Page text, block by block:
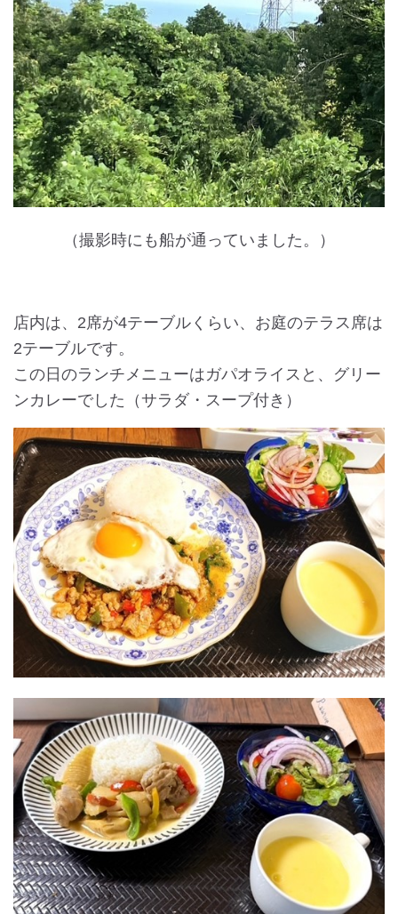
（撮影時にも船が通っていました。）
店内は、2席が4テーブルくらい、お庭のテラス席は
2テーブルです。
この日のランチメニューはガパオライスと、グリー
ンカレーでした（サラダ・スープ付き）